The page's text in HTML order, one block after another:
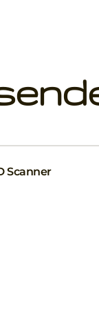
Scanner